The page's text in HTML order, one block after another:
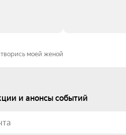
моей женой
и анонсы событий